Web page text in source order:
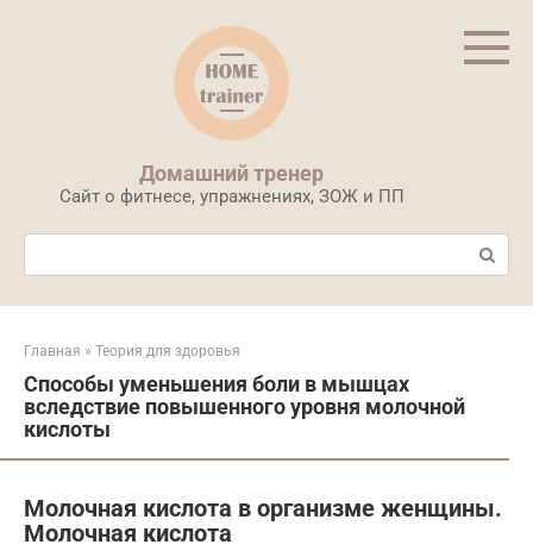
Домашний тренер
Сайт о фитнесе, упражнениях, ЗОЖ и ПП
Поиск:
Главная » Теория для здоровья
Способы уменьшения боли в мышцах
вследствие повышенного уровня молочной
кислоты
Молочная кислота в организме женщины.
Молочная кислота